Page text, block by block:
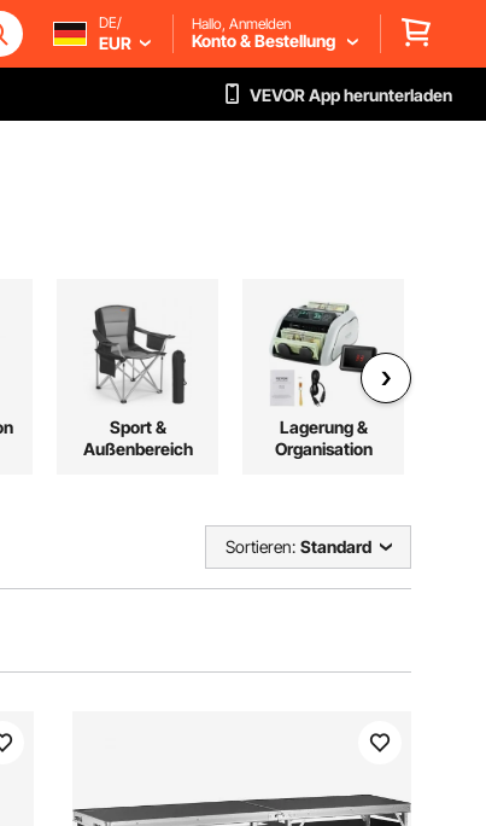
DE/
EUR
Hallo, Anmelden
Konto & Bestellung
VEVOR App herunterladen
Sport &
Außenbereich
Lagerung &
Organisation
Sortieren: Standard